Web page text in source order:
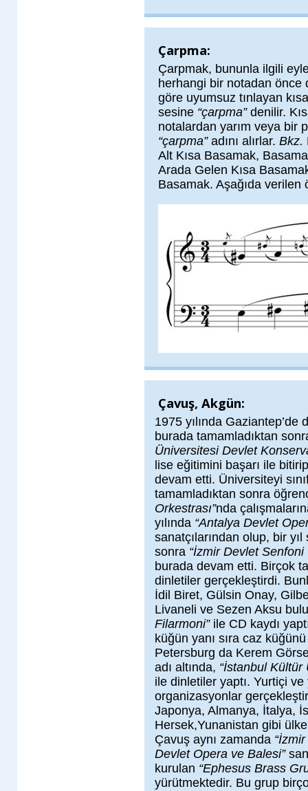
Çarpma:
Çarpmak, bununla ilgili
herhangi bir notadan önce
göre uyumsuz tınlayan
sesine “çarpma” denilir.
notalardan yarım veya bir
“çarpma” adını alırlar. Bkz.
Alt Kısa Basamak,
Arada Gelen Kısa
Basamak. Aşağıda
Çavuş, Akgün:
1975 yılında Gaziantep’de
burada tamamladıktan
Üniversitesi Devlet
lise eğitimini başarı ile
devam etti. Üniversiteyi
tamamladıktan sonra
Orkestrası”nda
yılında “Antalya Devlet
sanatçılarından olup, bir
sonra “İzmir Devlet Senfoni
burada devam etti. Birçok
dinletiler gerçekleştirdi.
İdil Biret, Gülsin Onay,
Livaneli ve Sezen Aksu
Filarmoni”ile CD kaydı
küğün yanı sıra caz
Petersburg da Kerem
adı altında, “İstanbul Kültür
ile dinletiler yaptı. Yurtiçi
organizasyonlar
Japonya, Almanya, İtalya,
Hersek,Yunanistan gibi
Çavuş aynı zamanda
Devlet Opera ve Balesi”
kurulan “Ephesus Brass
yürütmektedir. Bu grup